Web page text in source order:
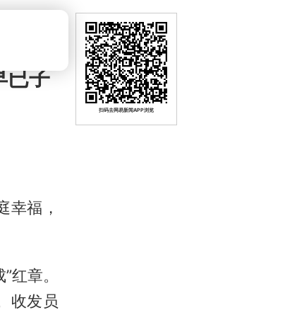
已子
幸福，
红章。
收发员
扫码去网易新闻APP浏览